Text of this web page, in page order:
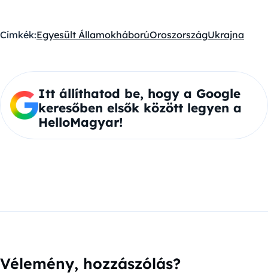
Címkék:Egyesült ÁllamokháborúOroszországUkrajna
Itt állíthatod be, hogy a Google
keresőben elsők között legyen a
HelloMagyar!
Vélemény, hozzászólás?